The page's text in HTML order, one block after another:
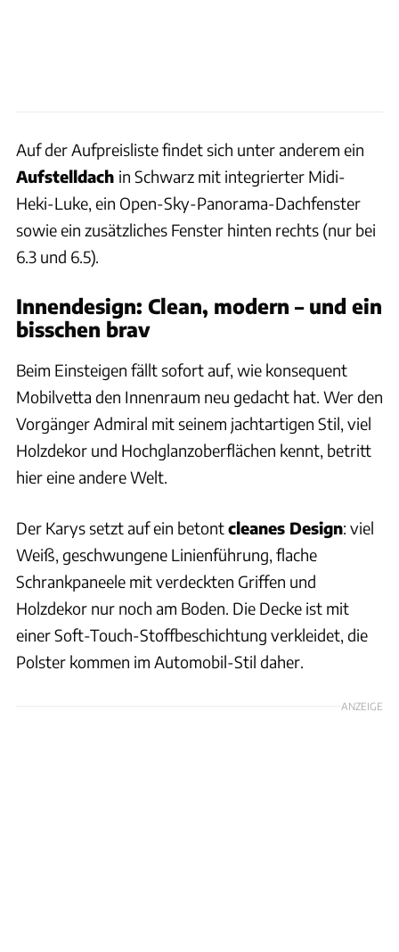
Auf der Aufpreisliste findet sich unter anderem ein
Aufstelldach in Schwarz mit integrierter Midi-
Heki-Luke, ein Open-Sky-Panorama-Dachfenster
sowie ein zusätzliches Fenster hinten rechts (nur bei
6.3 und 6.5).
Innendesign: Clean, modern – und ein
bisschen brav
Beim Einsteigen fällt sofort auf, wie konsequent
Mobilvetta den Innenraum neu gedacht hat. Wer den
Vorgänger Admiral mit seinem jachtartigen Stil, viel
Holzdekor und Hochglanzoberflächen kennt, betritt
hier eine andere Welt.
Der Karys setzt auf ein betontcleanes Design: viel
Weiß, geschwungene Linienführung, flache
Schrankpaneele mit verdeckten Griffen und
Holzdekor nur noch am Boden. Die Decke ist mit
einer Soft-Touch-Stoffbeschichtung verkleidet, die
Polster kommen im Automobil-Stil daher.
ANZEIGE